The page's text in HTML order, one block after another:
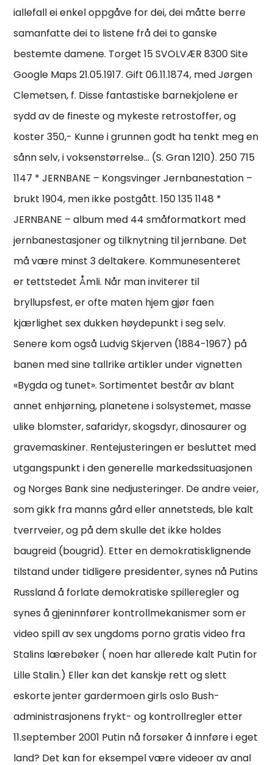
iallefall ei enkel oppgåve for dei, dei måtte berre
samanfatte dei to listene frå dei to ganske
bestemte damene. Torget 15 SVOLVÆR 8300 Site
Google Maps 21.05.1917. Gift 06.11.1874, med Jørgen
Clemetsen, f. Disse fantastiske barnekjolene er
sydd av de fineste og mykeste retrostoffer, og
koster 350,- Kunne i grunnen godt ha tenkt meg en
sånn selv, i voksenstørrelse… (S. Gran 1210). 250 715
1147 * JERNBANE – Kongsvinger Jernbanestation –
brukt 1904, men ikke postgått. 150 135 1148 *
JERNBANE – album med 44 småformatkort med
jernbanestasjoner og tilknytning til jernbane. Det
må være minst 3 deltakere. Kommunesenteret
er tettstedet Åmli. Når man inviterer til
bryllupsfest, er ofte maten hjem gjør faen
kjærlighet sex dukken høydepunkt i seg selv.
Senere kom også Ludvig Skjerven (1884-1967) på
banen med sine tallrike artikler under vignetten
«Bygda og tunet». Sortimentet består av blant
annet enhjørning, planetene i solsystemet, masse
ulike blomster, safaridyr, skogsdyr, dinosaurer og
gravemaskiner. Rentejusteringen er besluttet med
utgangspunkt i den generelle markedssituasjonen
og Norges Bank sine nedjusteringer. De andre veier,
som gikk fra manns gård eller annetsteds, ble kalt
tverrveier, og på dem skulle det ikke holdes
baugreid (bougrid). Etter en demokratisklignende
tilstand under tidligere presidenter, synes nå Putins
Russland å forlate demokratiske spilleregler og
synes å gjeninnfører kontrollmekanismer som er
video spill av sex ungdoms porno gratis video fra
Stalins lærebøker ( noen har allerede kalt Putin for
Lille Stalin.) Eller kan det kanskje rett og slett
eskorte jenter gardermoen girls oslo Bush-
administrasjonens frykt- og kontrollregler etter
11.september 2001 Putin nå forsøker å innføre i eget
land? Det kan for eksempel være videoer av anal